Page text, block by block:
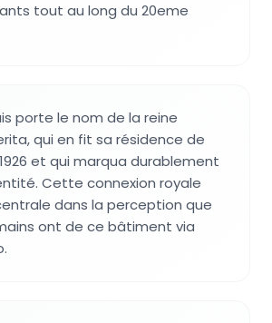
tout au long du 20eme
porte le nom de la reine
qui en fit sa résidence de
et qui marqua durablement
Cette connexion royale
dans la perception que
ont de ce bâtiment via